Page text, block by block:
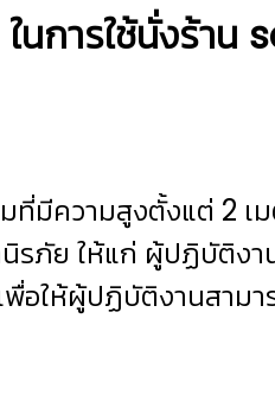
ในการใช้นั่งร้าน
มีความสูงตั้งแต่ 2 เ
รภัย ให้แก่ ผู้ปฏิบัติงา
พื่อให้ผู้ปฏิบัติงานสาม